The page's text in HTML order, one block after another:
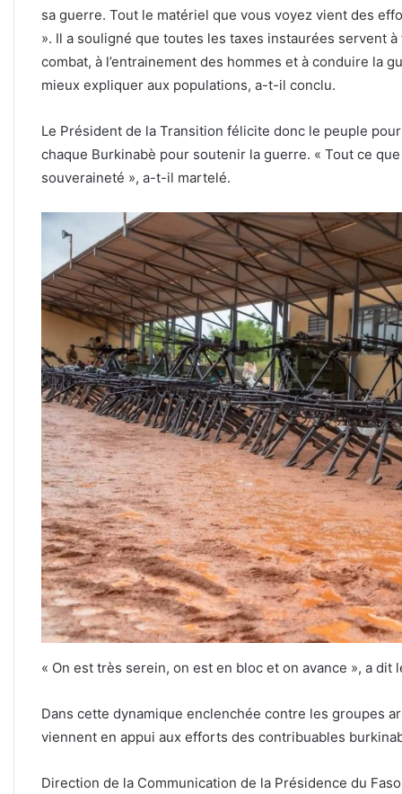
sa guerre. Tout le matériel que vous voyez vient des
». Il a souligné que toutes les taxes instaurées servent
combat, à l’entrainement des hommes et à conduire la
mieux expliquer aux populations, a-t-il conclu.
Le Président de la Transition félicite donc le peuple
chaque Burkinabè pour soutenir la guerre. « Tout ce
souveraineté », a-t-il martelé.
« On est très serein, on est en bloc et on avance », a dit
Dans cette dynamique enclenchée contre les groupes
viennent en appui aux efforts des contribuables
Direction de la Communication de la Présidence du Faso